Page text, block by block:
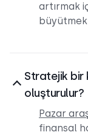
artırmak
Stratejik bir
oluşturulur?
Pazar
finansal